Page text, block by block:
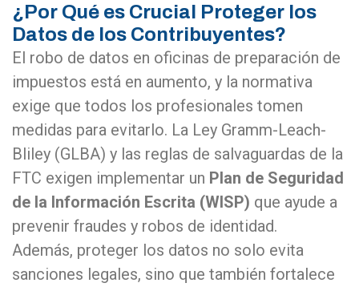
¿Por Qué es Crucial Proteger los
Datos de los Contribuyentes?
El robo de datos en oficinas de preparación de
impuestos está en aumento, y la normativa
exige que todos los profesionales tomen
medidas para evitarlo. La Ley Gramm-Leach-
Bliley (GLBA) y las reglas de salvaguardas de la
FTC exigen implementar un Plan de Seguridad
de la Información Escrita (WISP) que ayude a
prevenir fraudes y robos de identidad​​.
Además, proteger los datos no solo evita
sanciones legales, sino que también fortalece